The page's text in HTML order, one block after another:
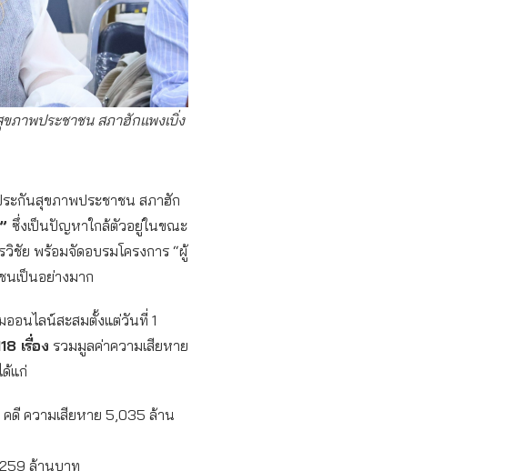
าพประชาชน สภาฮักแพงเบิ่ง
ะกันสุขภาพประชาชน สภาฮัก
ซึ่งเป็นปัญหาใกล้ตัวอยู่ในขณะ
ชัย พร้อมจัดอบรมโครงการ “ผู้
นเป็นอย่างมาก
ออนไลน์สะสมตั้งแต่วันที่ 1
เรื่อง รวมมูลค่าความเสียหาย
แก่
ดี ความเสียหาย 5,035 ล้าน
ล้านบาท